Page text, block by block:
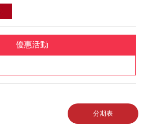
優惠活動
分期表